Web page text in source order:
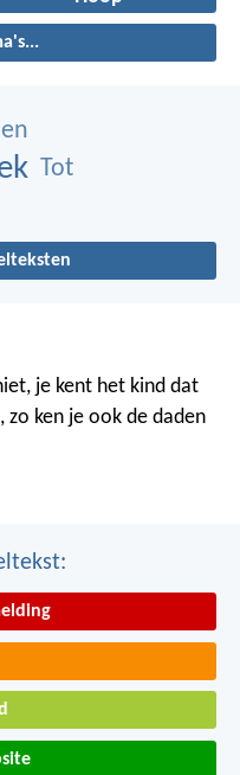
Tot
je kent het kind dat
ken je ook de daden